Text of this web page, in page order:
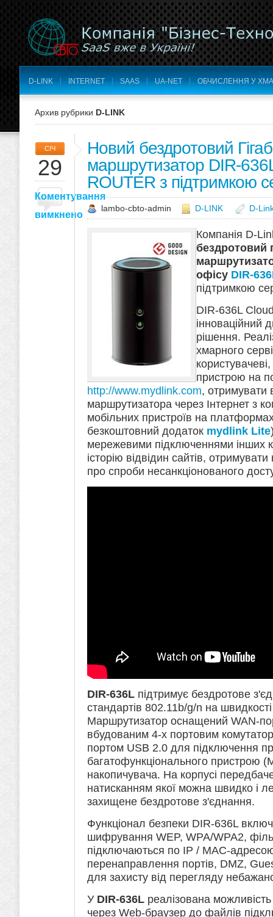
D-LINK INTERNET SAAS UA-NET ОБЧИСЛЕННЯ У
Архив рубрики D-LINK
СІЧ
29
Коментування
вимкнено
Новий бездротовий
маршрутизатор DIR-
ROUTER з підтримкою
lambo-cbto-admin D-LINK D-
Компанія D-
бездротовий
офісу DIR-
підтримкою
DIR-636L
інноваційний
рішення.
хмарного
пристрою на
http://www.mydlink.com, отримувати
маршрутизатора через Інтернет з
мобільних пристроїв на
безкоштовний додаток mydlink Lite
мережевими підключеннями інших
історію відвідин сайтів,
про спроби несанкціонованого
DIR-636L підтримує бездротове
стандартів 802.11b/g/n на
Маршрутизатор оснащений WAN-
вбудованим 4-х портовим
портом USB 2.0 для підключення
багатофункціонального пристрою
накопичувача. На корпусі
натисканням якої можна швидко і
захищене бездротове з'єднання.
Функціонал безпеки DIR-636L
шифрування WEP, WPA/WPA2,
підключаються по IP / MAC-
перенаправлення портів, DMZ,
для захисту від перегляду
УDIR-636L реалізована
через Web-браузер до файлів